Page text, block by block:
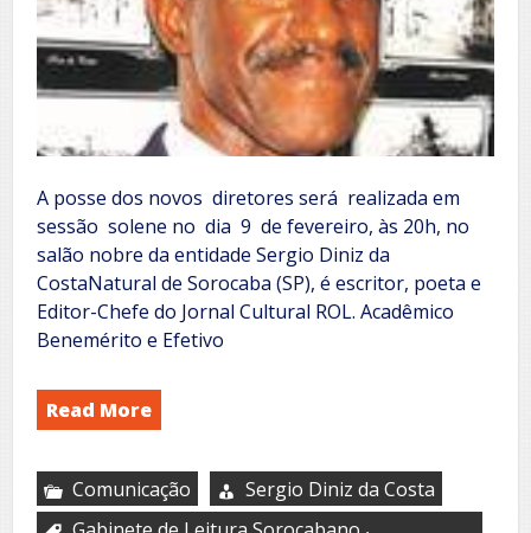
A posse dos novos diretores será realizada em
sessão solene no dia 9 de fevereiro, às 20h, no
salão nobre da entidade Sergio Diniz da
CostaNatural de Sorocaba (SP), é escritor, poeta e
Editor-Chefe do Jornal Cultural ROL. Acadêmico
Benemérito e Efetivo
Read More
Comunicação
Sergio Diniz da Costa
,